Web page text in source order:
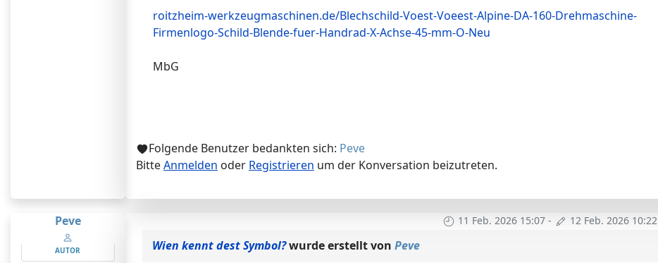
roitzheim-werkzeugmaschinen.de/Blechschild-Voest-Voeest-Alpine-DA-160-Drehmaschine-
Firmenlogo-Schild-Blende-fuer-Handrad-X-Achse-45-mm-O-Neu
MbG
Folgende Benutzer bedankten sich: Peve
BitteAnmelden oder Registrieren um der Konversation beizutreten.
Peve
AUTOR
11 Feb. 2026 15:07- 12 Feb. 2026 10:22
Wien kennt dest Symbol?wurde erstellt von Peve